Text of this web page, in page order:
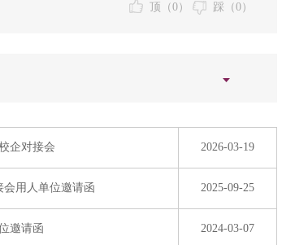
顶（0） 踩（0）
企对接会 2026-03-19
会用人单位邀请函 2025-09-25
邀请函 2024-03-07